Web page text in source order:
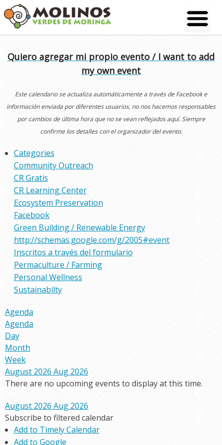
Skip
to
content
Quiero agregar mi propio evento / I want to add
my own event
Este calendario se actualiza automáticamente a través de Facebook e
información enviada por diferentes usuarios, no nos hacemos responsables
por cambios de última hora que no se vean reflejados aquí. Siempre
confirme los detalles con el organizador del evento.
Categories
Community Outreach
CR Gratis
CR Learning Center
Ecosystem Preservation
Facebook
Green Building / Renewable Energy
http://schemas.google.com/g/2005#event
Inscritos a través del formulario
Permaculture / Farming
Personal Wellness
Sustainabilty
Agenda
Agenda
Day
Month
Week
August 2026 Aug 2026
There are no upcoming events to display at this time.
August 2026 Aug 2026
Subscribe to filtered calendar
Add to Timely Calendar
Add to Google